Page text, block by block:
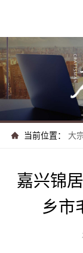
当前位置： 大
嘉兴锦
乡市